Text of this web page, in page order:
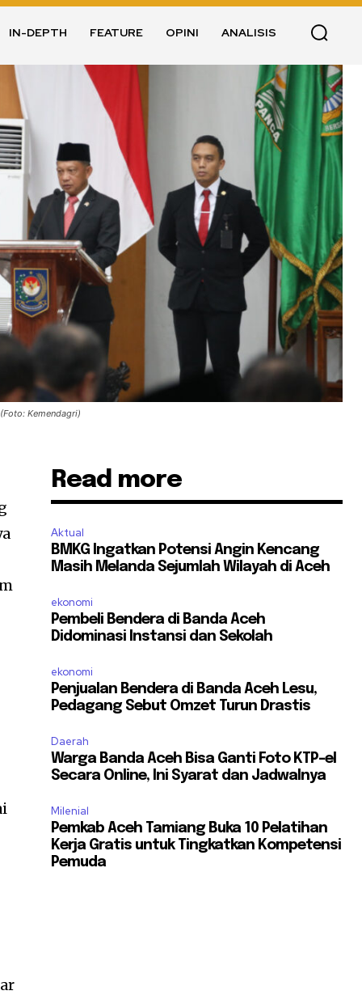
IN-DEPTH FEATURE OPINI ANALISIS
Kemendagri)
Read more
Aktual
BMKG Ingatkan Potensi Angin Kencang
Masih Melanda Sejumlah Wilayah di Aceh
ekonomi
Pembeli Bendera di Banda Aceh
Didominasi Instansi dan Sekolah
ekonomi
Penjualan Bendera di Banda Aceh Lesu,
Pedagang Sebut Omzet Turun Drastis
Daerah
Warga Banda Aceh Bisa Ganti Foto KTP-el
Secara Online, Ini Syarat dan Jadwalnya
Milenial
Pemkab Aceh Tamiang Buka 10 Pelatihan
Kerja Gratis untuk Tingkatkan Kompetensi
Pemuda